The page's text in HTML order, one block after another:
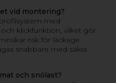
vid montering?
med
klickfunktion, vilket gör
risk för läckage.
snabbare med säkra
och snölast?